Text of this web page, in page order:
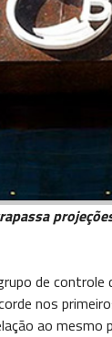
de
nos
ao mesmo